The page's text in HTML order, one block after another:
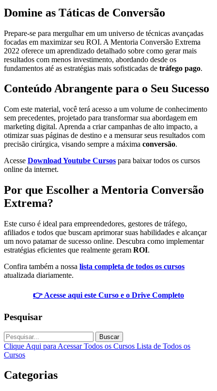
Domine as Táticas de Conversão
Prepare-se para mergulhar em um universo de técnicas avançadas
focadas em maximizar seu ROI. A Mentoria Conversão Extrema
2022 oferece um aprendizado detalhado sobre como gerar mais
resultados com menos investimento, abordando desde os
fundamentos até as estratégias mais sofisticadas de tráfego pago.
Conteúdo Abrangente para o Seu Sucesso
Com este material, você terá acesso a um volume de conhecimento
sem precedentes, projetado para transformar sua abordagem em
marketing digital. Aprenda a criar campanhas de alto impacto, a
otimizar suas páginas de destino e a mensurar seus resultados com
precisão cirúrgica, visando sempre a máxima conversão.
Acesse Download Youtube Cursos para baixar todos os cursos
online da internet.
Por que Escolher a Mentoria Conversão
Extrema?
Este curso é ideal para empreendedores, gestores de tráfego,
afiliados e todos que buscam aprimorar suas habilidades e alcançar
um novo patamar de sucesso online. Descubra como implementar
estratégias eficientes que realmente geram ROI.
Confira também a nossa lista completa de todos os cursos
atualizada diariamente.
👉 Acesse aqui este Curso e o Drive Completo
Pesquisar
Buscar
Clique Aqui para Acessar Todos os Cursos Lista de Todos os
Cursos
Categorias